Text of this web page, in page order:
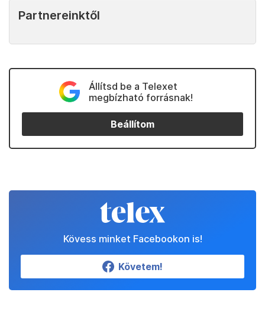
Partnereinktől
Állítsd be a Telexet
megbízható forrásnak!
Beállítom
Kövess minket Facebookon is!
Követem!